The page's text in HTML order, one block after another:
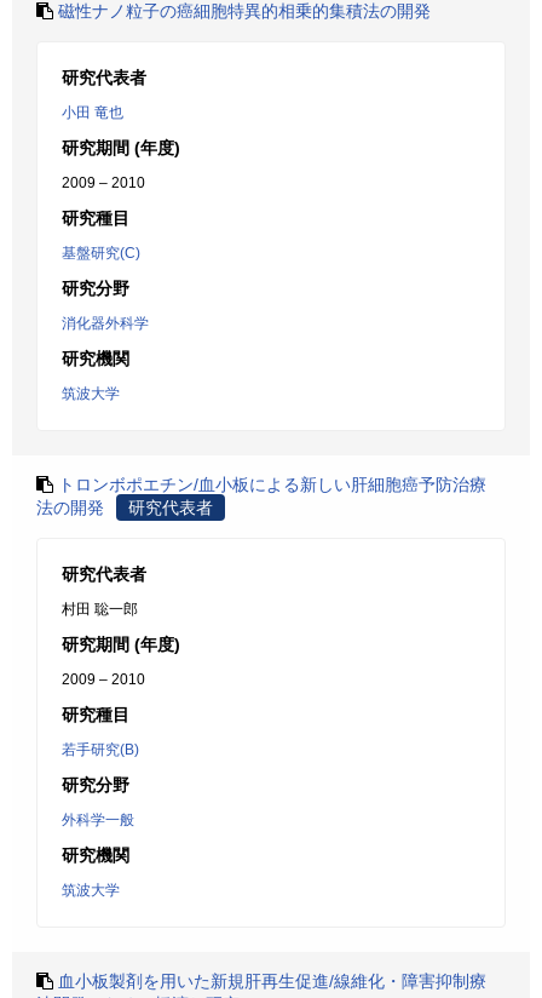
磁性ナノ粒子の癌細胞特異的相乗的集積法の開発
研究代表者
小田 竜也
研究期間 (年度)
2009 – 2010
研究種目
基盤研究(C)
研究分野
消化器外科学
研究機関
筑波大学
トロンボポエチン/血小板による新しい肝細胞癌予防治療
法の開発
研究代表者
研究代表者
村田 聡一郎
研究期間 (年度)
2009 – 2010
研究種目
若手研究(B)
研究分野
外科学一般
研究機関
筑波大学
血小板製剤を用いた新規肝再生促進/線維化・障害抑制療